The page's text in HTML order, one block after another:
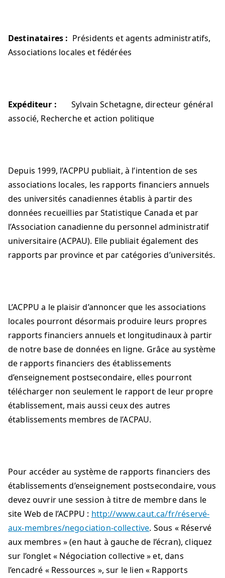
Destinataires : Présidents et agents administratifs,
Associations locales et fédérées
Expéditeur :Sylvain Schetagne, directeur général
associé, Recherche et action politique
Depuis 1999, l’ACPPU publiait, à l’intention de ses
associations locales, les rapports financiers annuels
des universités canadiennes établis à partir des
données recueillies par Statistique Canada et par
l’Association canadienne du personnel administratif
universitaire (ACPAU). Elle publiait également des
rapports par province et par catégories d’universités.
L’ACPPU a le plaisir d’annoncer que les associations
locales pourront désormais produire leurs propres
rapports financiers annuels et longitudinaux à partir
de notre base de données en ligne. Grâce au système
de rapports financiers des établissements
d’enseignement postsecondaire, elles pourront
télécharger non seulement le rapport de leur propre
établissement, mais aussi ceux des autres
établissements membres de l’ACPAU.
Pour accéder au système de rapports financiers des
établissements d’enseignement postsecondaire, vous
devez ouvrir une session à titre de membre dans le
site Web de l’ACPPU : http://www.caut.ca/fr/réservé-
aux-membres/negociation-collective. Sous « Réservé
aux membres » (en haut à gauche de l’écran), cliquez
sur l’onglet « Négociation collective » et, dans
l’encadré « Ressources », sur le lien « Rapports